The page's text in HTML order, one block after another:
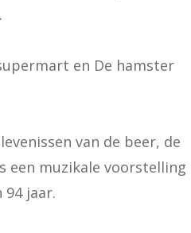
en De hamster
van de beer, de
een muzikale voorstelling
jaar.